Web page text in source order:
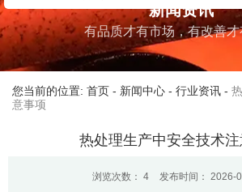
新闻资讯
有品质才有市场，有改善
您当前的位置: 首页 - 新闻中心 - 行业资讯 -
意事项
热处理生产中安全技术
浏览次数： 4 发布时间： 2026-